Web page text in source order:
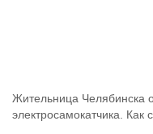
Жительница Челябинска
электросамокатчика. Как